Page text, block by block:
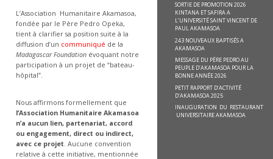
L’Association Humanitaire Akamasoa,
fondée par le Père Pedro Opeka,
tient à clarifier sa position suite à la
diffusion d’un communiqué de la
Madagascar Foundationévoquant notre
participation à un projet de “bateau-
hôpital”.
Nous affirmons formellement que
l’Association Humanitaire Akamasoa
n’a aucun lien, partenariat, accord
ou engagement, direct ou indirect,
avec ce projet. Aucune convention
relative à cette initiative, mentionnée
SORTIE DE PROMOTION 2026
KINTANA ET SAFIRA A
L’UNIVERSITÉ SAINT VINCENT DE
PAUL AKAMASOA
243 NOUVEAUX BAPTISÉS A
AKAMASOA
MESSAGE DU PÈRE PEDRO AU
PEUPLE D’AKAMASOA POUR LA
BONNE ANNÉE 2026
PETIT RAPPORT D’ACTIVITÉ
D’AKAMASOA 2025
INAUGURATION DU RESTAURANT
UNIVERSITAIRE AKAMASOA